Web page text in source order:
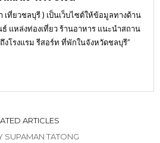
เที่ยวชลบุรี ) เป็นเว็บไซต์ให้ข้อมูลทางด้าน
แหล่งท่องเที่ยว ร้านอาหาร แนะนำสถาน
งโรงแรม รีสอร์ท ที่พักในจังหวัดชลบุรี”
ARTICLES
SUPAMAN TATONG